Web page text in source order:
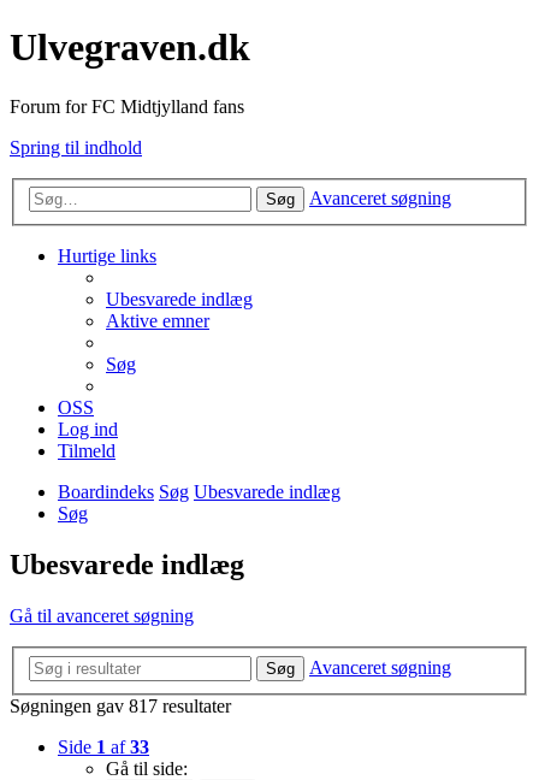
Ulvegraven.dk
Forum for FC Midtjylland fans
Spring til indhold
Søg Avanceret søgning
Hurtige links
Ubesvarede indlæg
Aktive emner
Søg
OSS
Log ind
Tilmeld
Boardindeks Søg Ubesvarede indlæg
Søg
Ubesvarede indlæg
Gå til avanceret søgning
Søg
Avanceret søgning
Søgningen gav 817 resultater
Side 1 af33
Gå til side: